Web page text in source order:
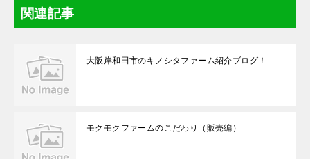
関連記事
大阪岸和田市のキノシタファーム紹介ブログ！
モクモクファームのこだわり（販売編）